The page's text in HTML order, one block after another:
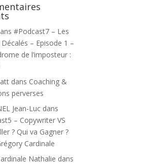
#Podcast7 – Les
– Episode 1 –
de l’imposteur :
dans Coaching &
perverses
Jean-Luc dans
– Copywriter VS
? Qui va Gagner ?
Cardinale
Nathalie dans